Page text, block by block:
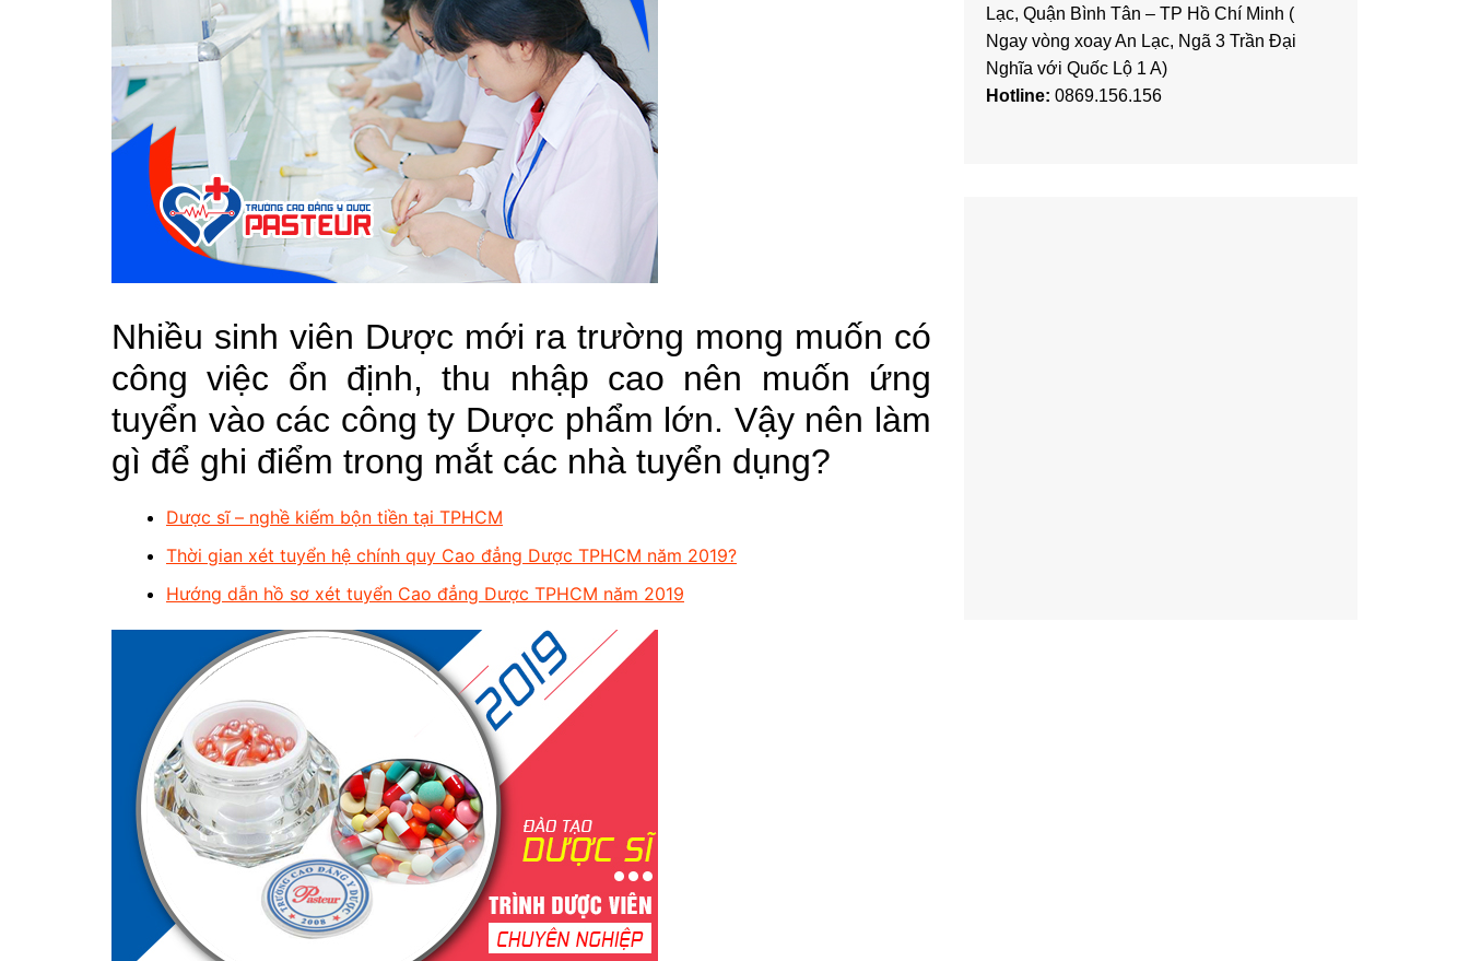
Nhiều sinh viên Dược mới ra trường mong muốn có
công việc ổn định, thu nhập cao nên muốn ứng
tuyển vào các công ty Dược phẩm lớn. Vậy nên làm
gì để ghi điểm trong mắt các nhà tuyển dụng?
Dược sĩ – nghề kiếm bộn tiền tại TPHCM
Thời gian xét tuyển hệ chính quy Cao đẳng Dược TPHCM năm 2019?
Hướng dẫn hồ sơ xét tuyển Cao đẳng Dược TPHCM năm 2019
Lạc, Quận Bình Tân – TP Hồ Chí Minh (
Ngay vòng xoay An Lạc, Ngã 3 Trần Đại
Nghĩa với Quốc Lộ 1 A)
Hotline: 0869.156.156